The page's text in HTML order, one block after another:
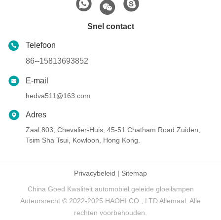
Snel contact
Telefoon
86--15813693852
E-mail
hedva511@163.com
Adres
Zaal 803, Chevalier-Huis, 45-51 Chatham Road Zuiden,
Tsim Sha Tsui, Kowloon, Hong Kong.
Privacybeleid | Sitemap
China Goed Kwaliteit automobiel geleide gloeilampen
Auteursrecht © 2022-2025 HAOHI CO., LTD Allemaal. Alle
rechten voorbehouden.